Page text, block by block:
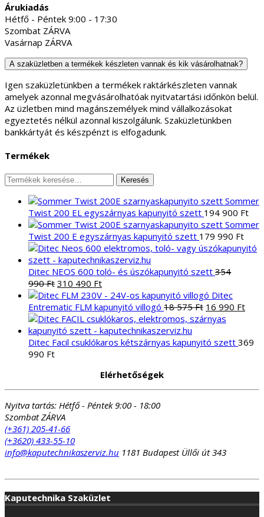
Árukiadás
Hétfő - Péntek 9:00 - 17:30
Szombat ZÁRVA
Vasárnap ZÁRVA
A szaküzletben a termékek készleten vannak és kik vásárolhatnak?
Igen szaküzletünkben a termékek raktárkészleten vannak
amelyek azonnal megvásárolhatóak nyitvatartási időnkön belül.
Az üzletben mind magánszemélyek mind vállalkozásokat
egyeztetés nélkül azonnal kiszolgálunk. Szaküzletünkben
bankkártyát és készpénzt is elfogadunk.
Termékek
Keresés
a
következőre:
Keresés
Sommer
Twist 200 EL egyszárnyas kapunyitó szett 194 900 Ft
Sommer
Twist 200 E egyszárnyas kapunyitó szett 179 990 Ft
Ditec NEOS 600 toló- és úszókapunyitó szett 354
990Ft Original
price
was:
354
990 Ft.
310 490 FtCurrent
price
is:
310
490 Ft.
Ditec
Entrematic FLM kapunyitó villogó 18 575Ft Original
price
18
16 990 Ft
16
Ditec Facil csuklókaros kétszárnyas kapunyitó szett 369
990 Ft
Elérhetőségek
Nyitva tartás: Hétfő - Péntek 9:00 - 18:00
Szombat ZÁRVA
(+361) 205-41-66
(+3620) 433-55-10
info@kaputechnikaszerviz.hu 1181 Budapest Üllői út 343
Kaputechnika Szaküzlet